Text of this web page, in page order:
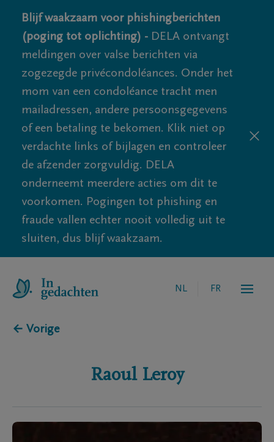
Blijf waakzaam voor phishingberichten
(poging tot oplichting) - DELA ontvangt
meldingen over valse berichten via
zogezegde privécondoléances. Onder het
mom van een condoléance tracht men
mailadressen, andere persoonsgegevens
of een betaling te bekomen. Klik niet op
verdachte links of bijlagen en controleer
de afzender zorgvuldig. DELA
onderneemt meerdere acties om dit te
voorkomen. Pogingen tot phishing en
fraude vallen echter nooit volledig uit te
sluiten, dus blijf waakzaam.
NL FR
← Vorige
Raoul Leroy